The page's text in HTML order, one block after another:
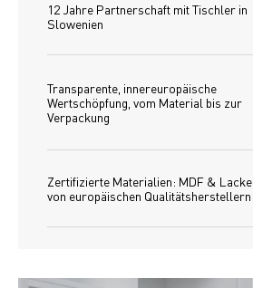
12 Jahre Partnerschaft mit Tischler in
Slowenien
Transparente, innereuropäische
Wertschöpfung, vom Material bis zur
Verpackung
Zertifizierte Materialien: MDF & Lacke
von europäischen Qualitätsherstellern